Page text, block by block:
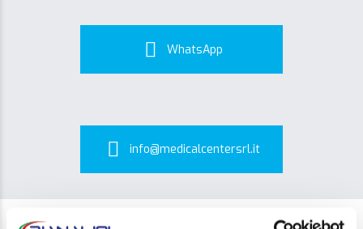
WhatsApp
info@medicalcentersrl.it